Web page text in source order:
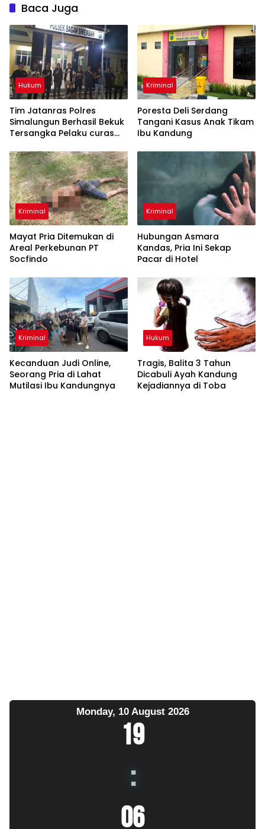
Baca Juga
Hukum
Tim Jatanras Polres
Simalungun Berhasil Bekuk
Tersangka Pelaku curas
Kriminal
Poresta Deli Serdang
Tangani Kasus Anak Tikam
Ibu Kandung
Kriminal
Mayat Pria Ditemukan di
Areal Perkebunan PT
Socfindo
Kriminal
Hubungan Asmara
Kandas, Pria Ini Sekap
Pacar di Hotel
Kriminal
Kecanduan Judi Online,
Seorang Pria di Lahat
Mutilasi Ibu Kandungnya
Hukum
Tragis, Balita 3 Tahun
Dicabuli Ayah Kandung
Kejadiannya di Toba
Monday, 10 August 2026
19
:
06